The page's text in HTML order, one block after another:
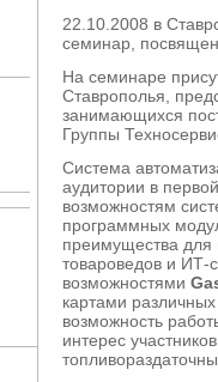
22.10.2008 в
семинар,
На семинаре
Ставрополья,
занимающихся
Группы
Система
аудитории в
возможностям
программных
преимущества для
товароведов и ИТ-
возможностями
картами
возможность
интерес